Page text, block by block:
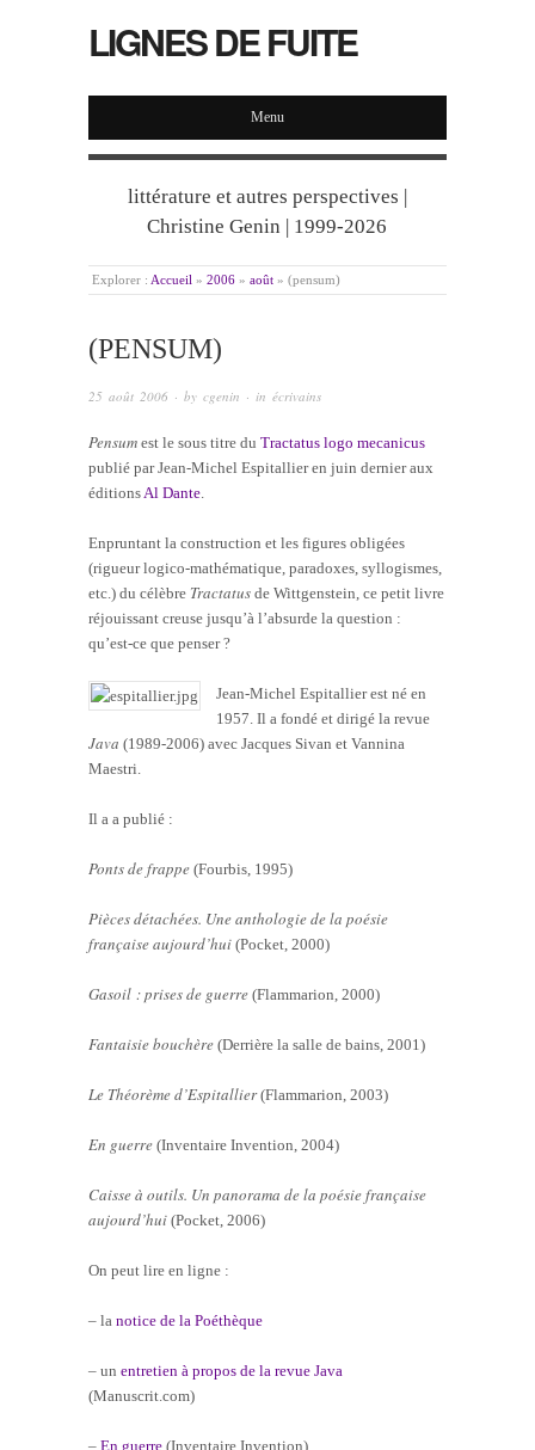
LIGNES DE FUITE
Menu
littérature et autres perspectives |
Christine Genin | 1999-2026
Explorer : Accueil » 2006 » août » (pensum)
(PENSUM)
25 août 2006 · by cgenin · in écrivains
Pensum est le sous titre du Tractatus logo mecanicus
publié par Jean-Michel Espitallier en juin dernier aux
éditions Al Dante
Enpruntant la construction et les figures obligées
(rigueur logico-mathématique, paradoxes, syllogismes,
etc.) du célèbre Tractatus de Wittgenstein, ce petit livre
réjouissant creuse jusqu’à l’absurde la question :
qu’est-ce que penser ?
Jean-Michel Espitallier est né en
1957. Il a fondé et dirigé la revue
Java (1989-2006) avec Jacques Sivan et Vannina
Maestri.
Il a a publié :
Ponts de frappe (Fourbis, 1995)
Pièces détachées. Une anthologie de la poésie
française aujourd’hui (Pocket, 2000)
Gasoil : prises de guerre (Flammarion, 2000)
Fantaisie bouchère (Derrière la salle de bains, 2001)
Le Théorème d’Espitallier(Flammarion, 2003)
En guerre (Inventaire Invention, 2004)
Caisse à outils. Un panorama de la poésie française
aujourd’hui (Pocket, 2006)
On peut lire en ligne :
– la notice de la Poéthèque
– un entretien à propos de la revue Java
(Manuscrit.com)
– En guerre (Inventaire Invention)